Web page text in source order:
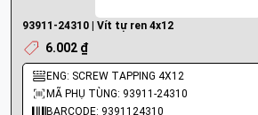
93911-24310 | Vít tự ren 4x12
6.002 ₫
ENG: SCREW TAPPING 4X12
MÃ PHỤ TÙNG: 93911-24310
BARCODE: 9391124310